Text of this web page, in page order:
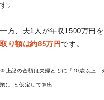
す。
一方、夫1人が年収1500万円
取り額は約85万円です。
※上記の金額は夫婦ともに「40歳以上｜
業)」と仮定して算出